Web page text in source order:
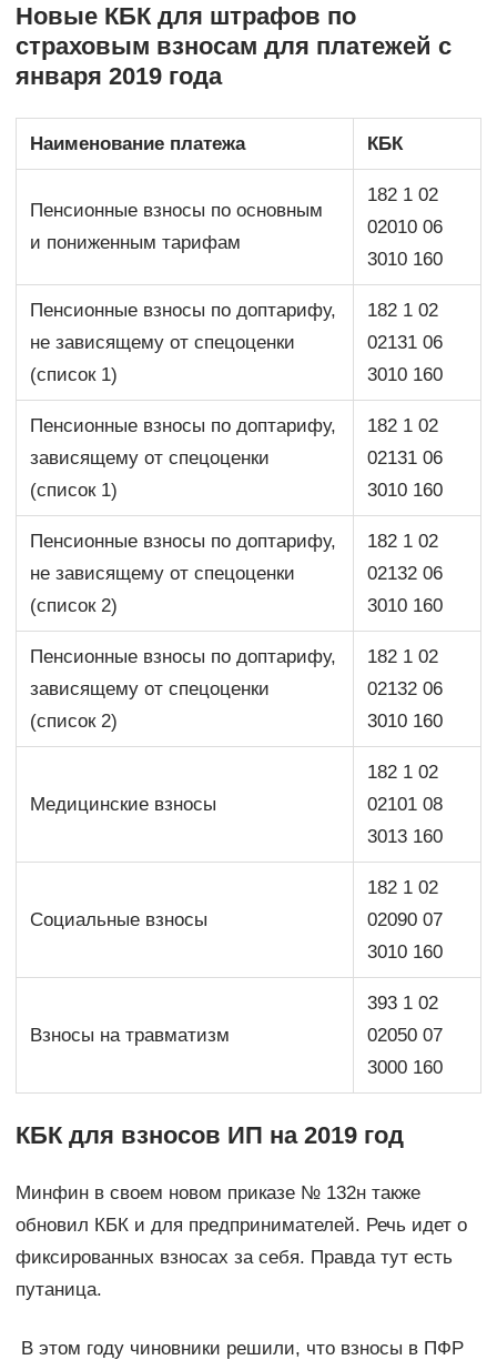
Новые КБК для штрафов по
страховым взносам для платежей с
января 2019 года
Наименование платежа КБК
Пенсионные взносы по основным
и пониженным тарифам
182 1 02
02010 06
3010 160
Пенсионные взносы по доптарифу,
не зависящему от спецоценки
(список 1)
182 1 02
02131 06
3010 160
Пенсионные взносы по доптарифу,
зависящему от спецоценки
(список 1)
182 1 02
02131 06
3010 160
Пенсионные взносы по доптарифу,
не зависящему от спецоценки
(список 2)
182 1 02
02132 06
3010 160
Пенсионные взносы по доптарифу,
зависящему от спецоценки
(список 2)
182 1 02
02132 06
3010 160
Медицинские взносы
182 1 02
02101 08
3013 160
Социальные взносы
182 1 02
02090 07
3010 160
Взносы на травматизм
393 1 02
02050 07
3000 160
КБК для взносов ИП на 2019 год
Минфин в своем новом приказе № 132н также
обновил КБК и для предпринимателей. Речь идет о
фиксированных взносах за себя. Правда тут есть
путаница.
В этом году чиновники решили, что взносы в ПФР